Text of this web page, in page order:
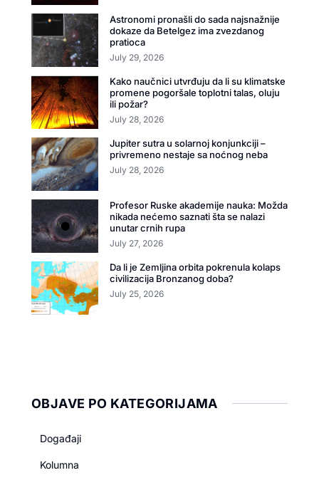
Astronomi pronašli do sada najsnažnije
dokaze da Betelgez ima zvezdanog
pratioca
July 29, 2026
Kako naučnici utvrđuju da li su klimatske
promene pogoršale toplotni talas, oluju
ili požar?
July 28, 2026
Jupiter sutra u solarnoj konjunkciji –
privremeno nestaje sa noćnog neba
July 28, 2026
Profesor Ruske akademije nauka: Možda
nikada nećemo saznati šta se nalazi
unutar crnih rupa
July 27, 2026
Da li je Zemljina orbita pokrenula kolaps
civilizacija Bronzanog doba?
July 25, 2026
OBJAVE PO KATEGORIJAMA
Događaji
Kolumna